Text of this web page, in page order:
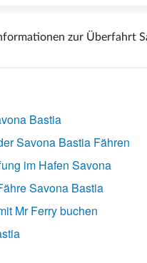
zur Überfahrt
Bastia
Savona Bastia Fähren
im Hafen Savona
Savona Bastia
Mr Ferry buchen